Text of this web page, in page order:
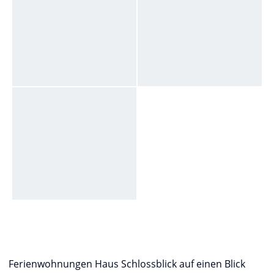
Ferienwohnungen Haus Schlossblick auf einen Blick